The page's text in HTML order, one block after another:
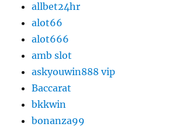
allbet24hr
alot66
alot666
amb slot
askyouwin888 vip
Baccarat
bkkwin
bonanza99